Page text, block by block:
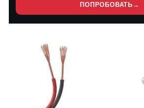
ПОПРОБОВАТЬ →